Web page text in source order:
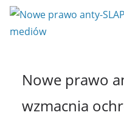
Nowe prawo
wzmacnia